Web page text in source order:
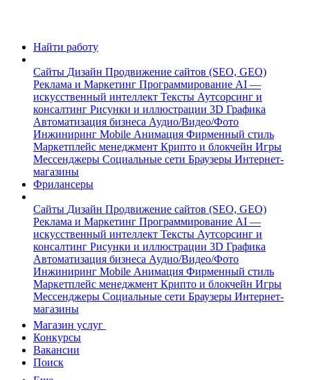
Найти работу
Сайты Дизайн Продвижение сайтов (SEO, GEO)
Реклама и Маркетинг Программирование AI —
искусственный интеллект Тексты Аутсорсинг и
консалтинг Рисунки и иллюстрации 3D Графика
Автоматизация бизнеса Аудио/Видео/Фото
Инжиниринг Mobile Анимация Фирменный стиль
Маркетплейс менеджмент Крипто и блокчейн Игры
Мессенджеры Социальные сети Браузеры Интернет-
магазины
Фрилансеры
Сайты Дизайн Продвижение сайтов (SEO, GEO)
Реклама и Маркетинг Программирование AI —
искусственный интеллект Тексты Аутсорсинг и
консалтинг Рисунки и иллюстрации 3D Графика
Автоматизация бизнеса Аудио/Видео/Фото
Инжиниринг Mobile Анимация Фирменный стиль
Маркетплейс менеджмент Крипто и блокчейн Игры
Мессенджеры Социальные сети Браузеры Интернет-
магазины
Магазин услуг
Конкурсы
Вакансии
Поиск